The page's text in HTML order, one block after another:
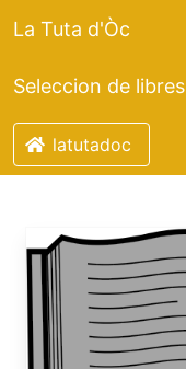
La Tuta d'Òc
Seleccion de libres
latutadoc